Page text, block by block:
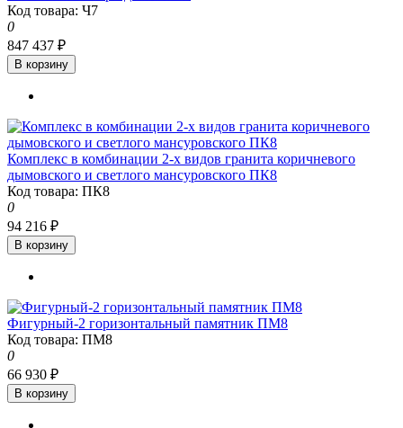
Код товара: Ч7
0
847 437 ₽
В корзину
Комплекс в комбинации 2-х видов гранита коричневого
дымовского и светлого мансуровского ПК8
Код товара: ПК8
0
94 216 ₽
В корзину
Фигурный-2 горизонтальный памятник ПМ8
Код товара: ПМ8
0
66 930 ₽
В корзину